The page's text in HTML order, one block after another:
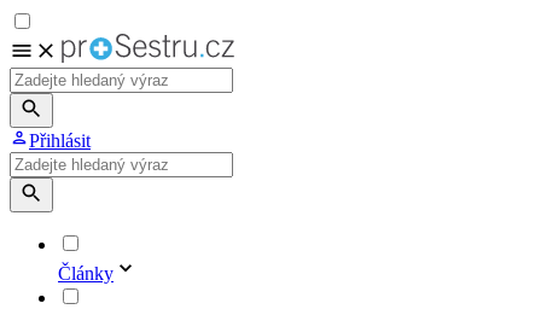
Přihlásit
Články